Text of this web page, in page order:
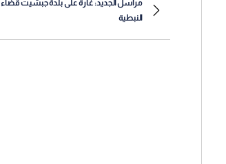
مراسل الجديد: غارة على بلدة جبشيت قضاء
النبطية